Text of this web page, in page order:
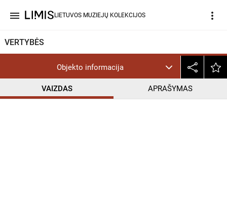
menu LIETUVOS MUZIEJŲ KOLEKCIJOS more_vert
VERTYBĖS
Objekto informacija
VAIZDAS APRAŠYMAS
CC BY help_outline